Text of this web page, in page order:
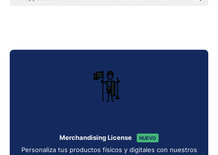
Merchandising License NUEVO
Personaliza tus productos físicos y digitales con nuestros